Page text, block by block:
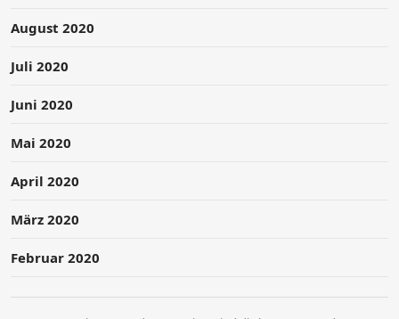
August 2020
Juli 2020
Juni 2020
Mai 2020
April 2020
März 2020
Februar 2020